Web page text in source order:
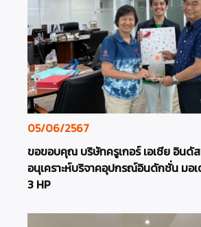
05/06/2567
ขอขอบคุณ บริษัทครูเกอร์ เอเชีย อินดั
อนุเคราะห์บริจาคอุปกรณ์อินดักชั่น มอ
3 HP